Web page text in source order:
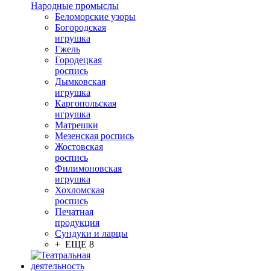
Народные промыслы
Беломорские узоры
Богородская
игрушка
Гжель
Городецкая
роспись
Дымковская
игрушка
Каргопольская
игрушка
Матрешки
Мезенская роспись
Жостовская
роспись
Филимоновская
игрушка
Хохломская
роспись
Печатная
продукция
Сундуки и ларцы
+ ЕЩЕ 8